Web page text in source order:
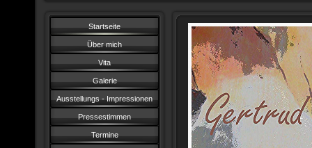
Startseite
Über mich
Vita
Galerie
Ausstellungs - Impressionen
Pressestimmen
Termine